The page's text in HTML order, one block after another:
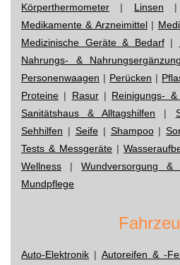
Körperthermometer | Linsen
Medikamente & Arzneimittel|
Medizinische Geräte & Bedarf|
Nahrungs- &
Personenwaagen | Perücken |
Proteine | Rasur| Reinigungs-
Sanitätshaus & Alltagshilfen |
Sehhilfen | Seife| Shampoo|
Tests & Messgeräte |
Wellness |Wundversorgung
Mundpflege
Auto-Elektronik | Autoreifen & -